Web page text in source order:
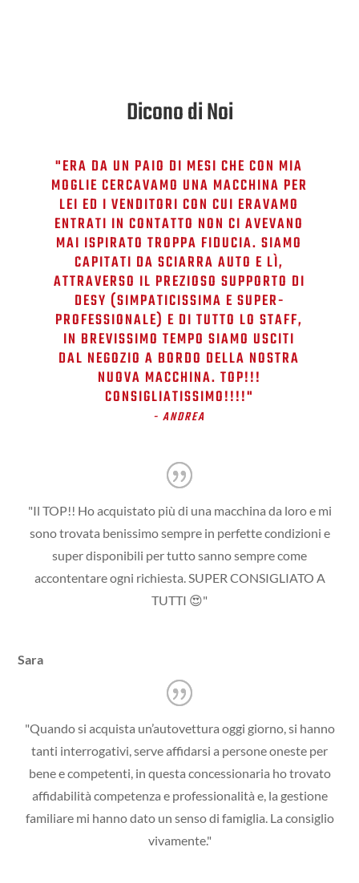
Dicono di Noi
"ERA DA UN PAIO DI MESI CHE CON MIA
MOGLIE CERCAVAMO UNA MACCHINA PER
LEI ED I VENDITORI CON CUI ERAVAMO
ENTRATI IN CONTATTO NON CI AVEVANO
MAI ISPIRATO TROPPA FIDUCIA. SIAMO
CAPITATI DA SCIARRA AUTO E LÌ,
ATTRAVERSO IL PREZIOSO SUPPORTO DI
DESY (SIMPATICISSIMA E SUPER-
PROFESSIONALE) E DI TUTTO LO STAFF,
IN BREVISSIMO TEMPO SIAMO USCITI
DAL NEGOZIO A BORDO DELLA NOSTRA
NUOVA MACCHINA. TOP!!!
CONSIGLIATISSIMO!!!!​"
- ANDREA
"Il TOP!! Ho acquistato più di una macchina da loro e mi
sono trovata benissimo sempre in perfette condizioni e
super disponibili per tutto sanno sempre come
accontentare ogni richiesta. SUPER CONSIGLIATO A
TUTTI 😍"
Sara
"Quando si acquista un’autovettura oggi giorno, si hanno
tanti interrogativi, serve affidarsi a persone oneste per
bene e competenti, in questa concessionaria ho trovato
affidabilità competenza e professionalità e, la gestione
familiare mi hanno dato un senso di famiglia. La consiglio
vivamente."